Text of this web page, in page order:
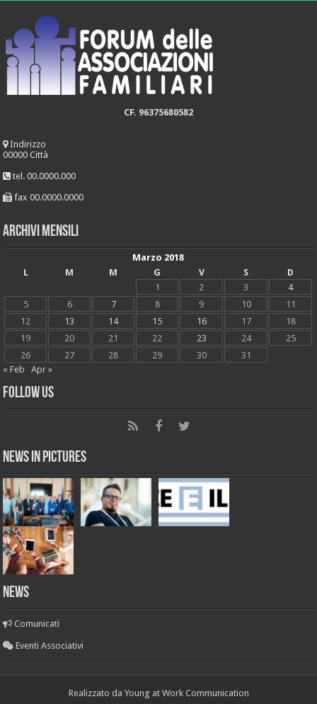
CF. 96375680582
Indirizzo
00000 Città
tel. 00.0000.000
fax 00.0000.0000
Archivi mensili
Marzo 2018
L
M M G V S
D
1
2 3
4
5
6 7 8 9 10
11
12
13 14 15 16 17
18
19
20 21 22 23 24
25
26
27 28 29 30
31
« Feb
Apr »
Follow Us
News in Pictures
NEWS
Comunicati
Eventi Associativi
Realizzato da Young at Work Communication